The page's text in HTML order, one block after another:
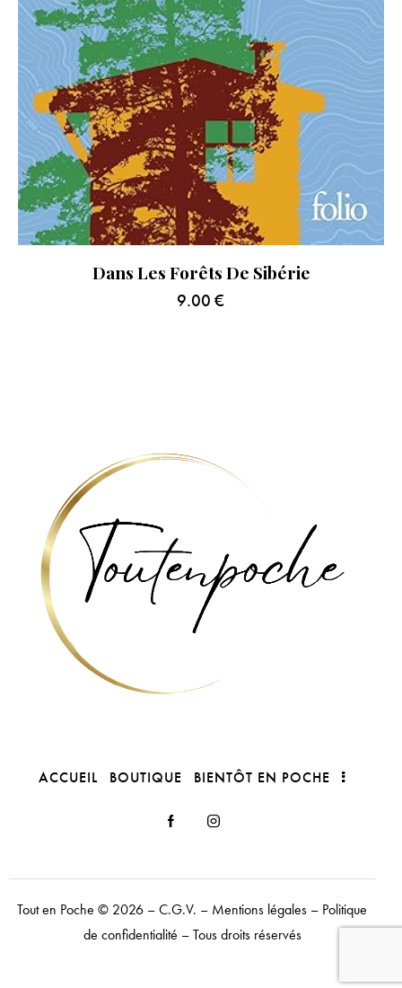
Dans Les Forêts De Sibérie
9.00 €
ACCUEIL BOUTIQUE BIENTÔT EN POCHE
Tout en Poche © 2026 –C.G.V. – Mentions légales – Politique
de confidentialité – Tous droits réservés